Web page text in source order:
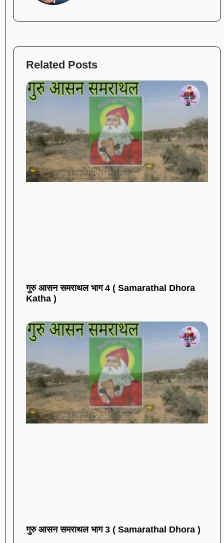
Related Posts
गुरु आसन समराथल भाग 4 ( Samarathal Dhora
Katha )
गुरु आसन समराथल भाग 3 ( Samarathal Dhora )